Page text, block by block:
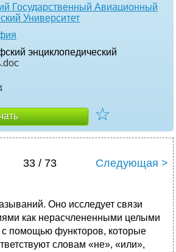
Государственный Авиационный
Университет
энциклопедический
.doc
☆
33 / 73 Следующая >
Оно исследует связи
как нерасчлененными целыми
с помощью функторов, которые
словам «не», «или»,